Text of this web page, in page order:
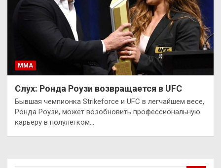
ММА
Слух: Ронда Роузи возвращается в UFC
Бывшая чемпионка Strikeforce и UFC в легчайшем весе,
Ронда Роузи, может возобновить профессиональную
карьеру в полулегком…